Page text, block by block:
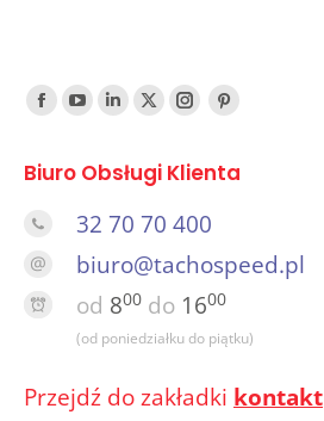
Find us on:
FacebookYouTube
LinkedTwitterInstagramPinterest
Biuro Obsługi Klienta
32 70 70 400
biuro@tachospeed.pl
od 800 do 1600
(od poniedziałku do piątku)
Przejdź do zakładki kontakt